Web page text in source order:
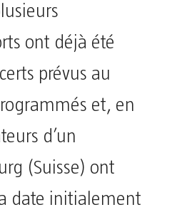
ont déjà été
prévus au
et, en
d’un
(Suisse) ont
date initialement